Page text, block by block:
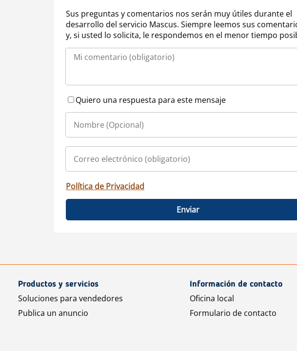
Sus preguntas y comentarios nos serán muy útiles durante el
desarrollo del servicio Mascus. Siempre leemos sus
y, si usted lo solicita, le respondemos en el menor tiempo
Quiero una respuesta para este mensaje
Política de Privacidad
Enviar
Productos y servicios
Soluciones para vendedores
Publica un anuncio
Información de contacto
Oficina local
Formulario de contacto